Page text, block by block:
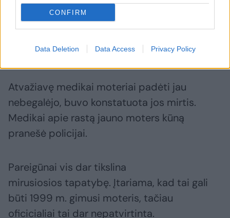
CONFIRM
Data Deletion Data Access Privacy Policy
Atvažiavę medikai moteriai padėti jau
nebegalėjo, buvo konstatuota jos mirtis.
Medikai apie rastą jauno moters kūną
pranešė policijai.
Pareigūnai vis dar tikslina
mirusiosios tapatybę. Įtariama, kad tai gali
būti 1999 m. gimusi moteris, tačiau
oficicialiai tai dar nepatvirtinta.